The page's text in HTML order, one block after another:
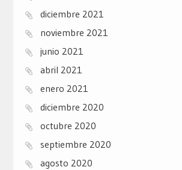
diciembre 2021
noviembre 2021
junio 2021
abril 2021
enero 2021
diciembre 2020
octubre 2020
septiembre 2020
agosto 2020